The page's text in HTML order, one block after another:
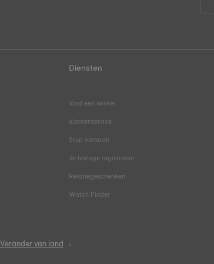
Diensten
Vind een winkel
klantenservice
Stop namaak
Je horloge registreren
Relatiegeschenken
Watch Finder
Verander van land